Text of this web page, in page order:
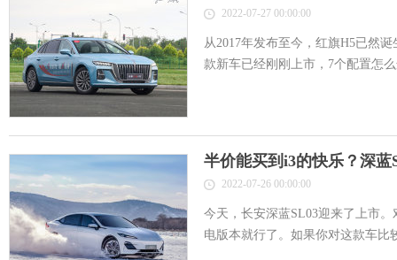
2022-07-27 00:00:00
从2017年发布至今，红旗H5已然
款新车已经刚刚上市，7个配置怎
半价能买到i3的快乐？深蓝
2022-07-26 00:00:00
今天，长安深蓝SL03迎来了上市
电版本就行了。如果你对这款车比